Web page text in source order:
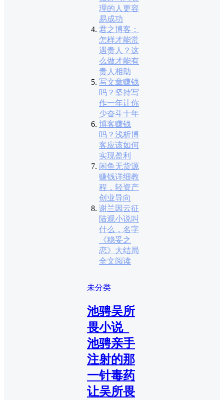
理的人更容
易成功
君之博客：
怎样才能常
遇贵人？这
么做才能有
贵人相助
写文章赚钱
吗？坚持写
作一年让你
少奋斗十年
博客赚钱
吗？浅析博
客应该如何
实现盈利
闲鱼无货源
赚钱详细教
程，轻资产
创业导向
谢兰因云征
陆观小说叫
什么，名字
《稳妥之
恋》大结局
全文阅读
未分类
池骋吴所
畏小说_
池骋亲手
注射的那
一针毒药
让吴所畏